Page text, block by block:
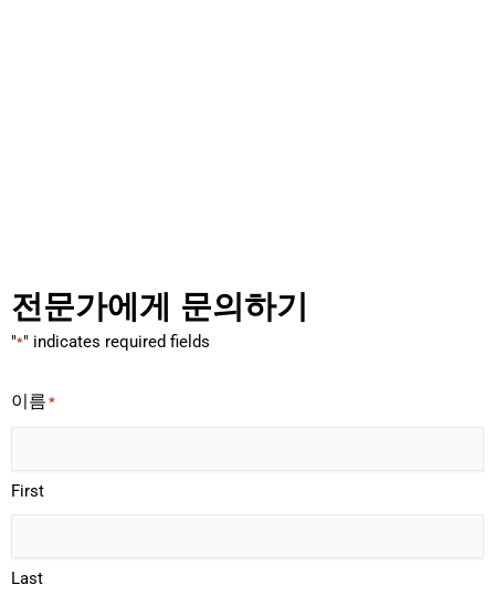
전문가에게 문의하기
"*" indicates required fields
이름 *
First
Last